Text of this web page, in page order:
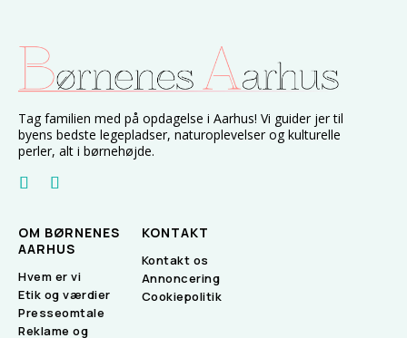
Tag familien med på opdagelse i Aarhus! Vi guider jer til
byens bedste legepladser, naturoplevelser og kulturelle
perler, alt i børnehøjde.
OM BØRNENES
AARHUS
Hvem er vi
Etik og værdier
Presseomtale
Reklame og
KONTAKT
Kontakt os
Annoncering
Cookiepolitik